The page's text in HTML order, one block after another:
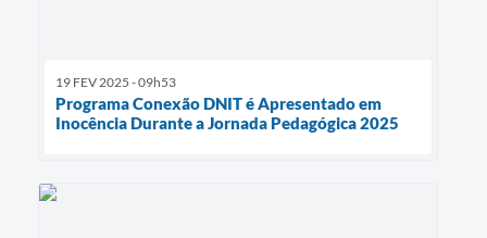
19 FEV 2025 - 09h53
Programa Conexão DNIT é Apresentado em
Inocência Durante a Jornada Pedagógica 2025